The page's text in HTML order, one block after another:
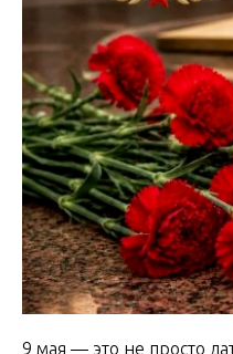
9 мая — это не просто